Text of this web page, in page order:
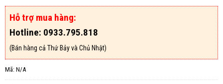
Hỗ trợ mua hàng:
Hotline: 0933.795.818
(Bán hàng cả Thứ Bảy và Chủ Nhật)
Mã: N/A